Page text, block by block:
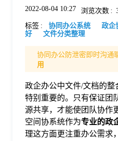
价
格
2022-08-04 10:27 浏览次数 :
标签 : 协同办公系统 政企
好
文件分类整理
协同办公防泄密即时沟
用
政企办公中文件/文档的
特别重要的。只有保证团
源共享，才能使团队协作
空间协系统作为专业的政
理这方面更注重办公需求